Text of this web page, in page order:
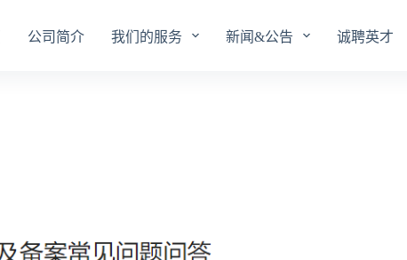
公司简介 我们的服务 新闻&公告 诚聘英才